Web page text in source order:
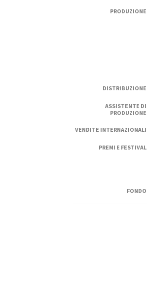
PRODUZIONE
DISTRIBUZIONE
ASSISTENTE DI
PRODUZIONE
VENDITE INTERNAZIONALI
PREMI E FESTIVAL
FONDO